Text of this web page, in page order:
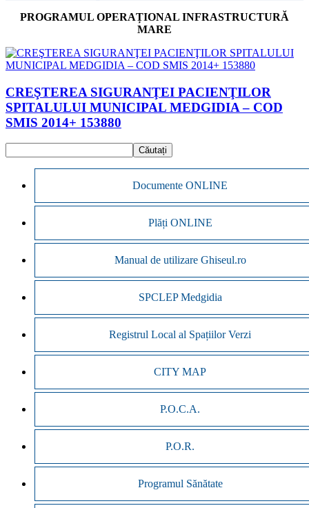
PROGRAMUL OPERAȚIONAL INFRASTRUCTURĂ
MARE
CREŞTEREA SIGURANŢEI PACIENŢILOR
SPITALULUI MUNICIPAL MEDGIDIA – COD
SMIS 2014+ 153880
Documente ONLINE
Plăți ONLINE
Manual de utilizare Ghiseul.ro
SPCLEP Medgidia
Registrul Local al Spațiilor Verzi
CITY MAP
P.O.C.A.
P.O.R.
Programul Sănătate